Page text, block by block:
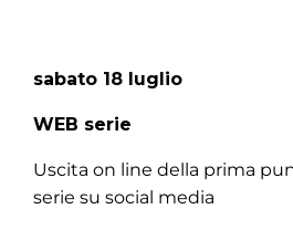
sabato 18 luglio
WEB serie
Uscita on line della prima
serie su social media